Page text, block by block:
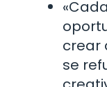
crear
se